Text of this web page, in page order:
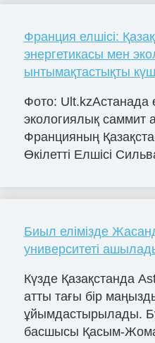
Франция елшісі:
энергетикасы мен
ынтымақтастықты
Фото: Ult.kzАстанада
экологиялық саммит
Францияның
Өкілетті Елшісі
Биыл елімізде
университеті
Күзде Қазақстанда
атты тағы бір
ұйымдастырылады.
басшысы Қасым-